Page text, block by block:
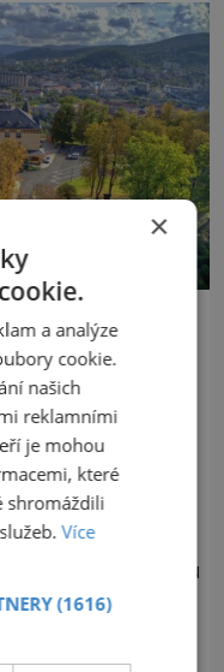
a za hodinu
až 390 osob.
stavba v
Výletní
na počátku
je její
pak vede
tras.
×
a analýze
cookie.
našich
reklamními
je mohou
které
shromáždili
Více
(1616)